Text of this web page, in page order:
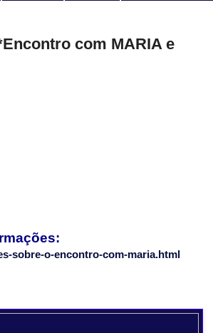
com MARIA e
sobre-o-encontro-com-maria.html